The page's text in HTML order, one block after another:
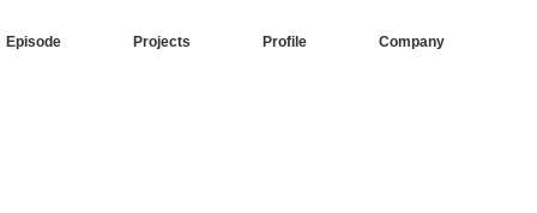
Episode Projects Profile Company